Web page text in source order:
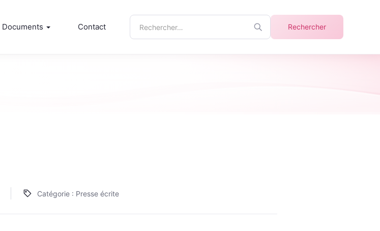
Documents Contact
sur
Rechercher
Catégorie : Presse écrite